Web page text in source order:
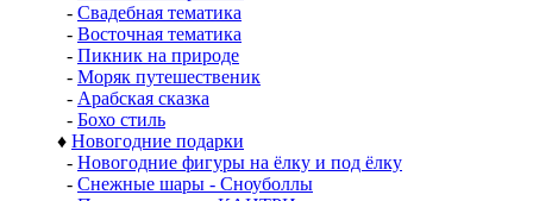
- Свадебная тематика
- Восточная тематика
- Пикник на природе
- Моряк путешественик
- Арабская сказка
- Бохо стиль
♦ Новогодние подарки
- Новогодние фигуры на ёлку и под ёлку
- Снежные шары - Сноуболлы